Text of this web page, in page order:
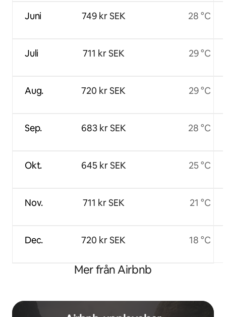
Juni
Juli
Aug.
Sep.
Okt.
Nov.
Dec.
749 kr SEK
711 kr SEK
720 kr SEK
683 kr SEK
645 kr SEK
711 kr SEK
720 kr SEK
28 °C
29 °C
29 °C
28 °C
25 °C
21 °C
18 °C
Mer från Airbnb